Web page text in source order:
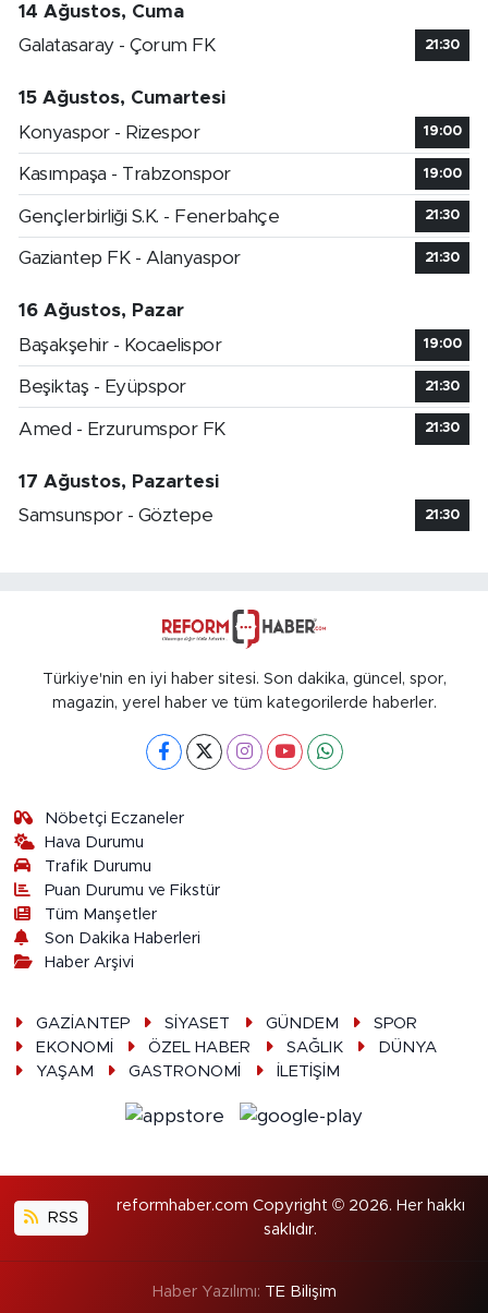
14 Ağustos, Cuma
Galatasaray - Çorum FK
21:30
15 Ağustos, Cumartesi
Konyaspor - Rizespor
19:00
Kasımpaşa - Trabzonspor 19:00
Gençlerbirliği S.K. - Fenerbahçe 21:30
Gaziantep FK - Alanyaspor 21:30
16 Ağustos, Pazar
Başakşehir - Kocaelispor
19:00
Beşiktaş - Eyüpspor 21:30
Amed - Erzurumspor FK 21:30
17 Ağustos, Pazartesi
Samsunspor - Göztepe
21:30
Türkiye'nin en iyi haber sitesi. Son dakika, güncel, spor,
magazin, yerel haber ve tüm kategorilerde haberler.
Nöbetçi Eczaneler
Hava Durumu
Trafik Durumu
Puan Durumu ve Fikstür
Tüm Manşetler
Son Dakika Haberleri
Haber Arşivi
GAZİANTEP SİYASET GÜNDEM
SPOR
EKONOMİ
ÖZEL HABER SAĞLIK
DÜNYA
YAŞAM
GASTRONOMİ İLETİŞİM
RSS
reformhaber.com Copyright © 2026. Her hakkı
saklıdır.
Haber Yazılımı: TE Bilişim